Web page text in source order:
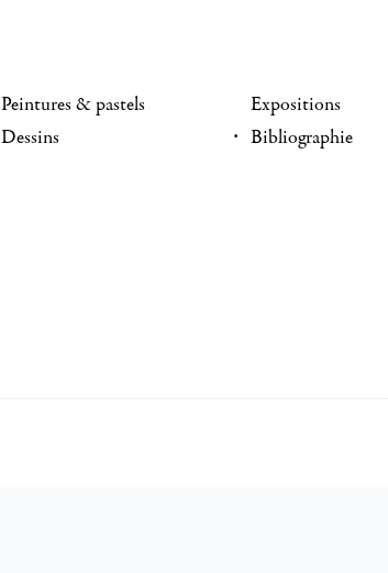
Peintures & pastels
Dessins
Expositions
Bibliographie